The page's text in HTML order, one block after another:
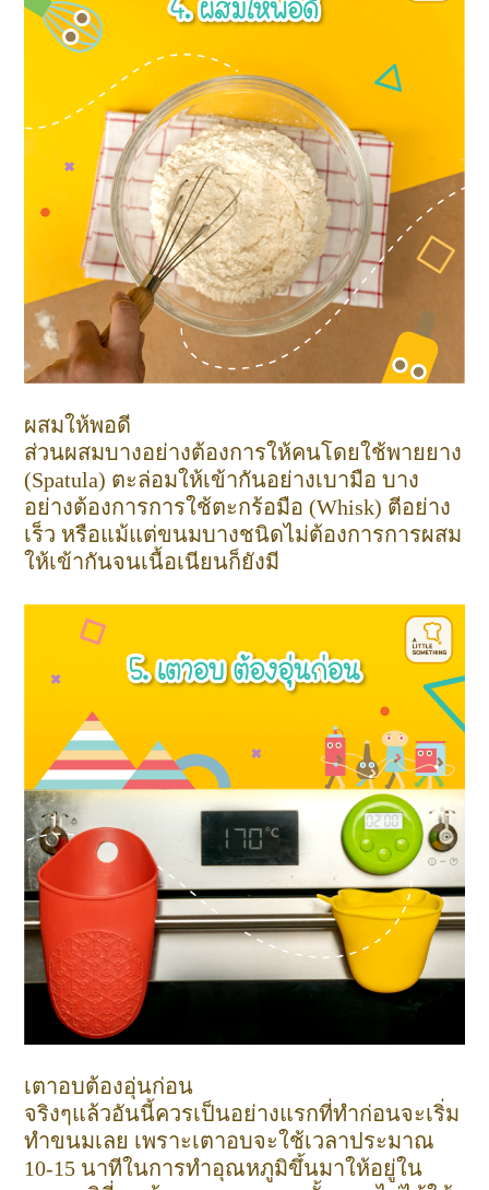
ผสมให้พอดี
ส่วนผสมบางอย่างต้องการให้คนโดยใช้พายยาง
(Spatula) ตะล่อมให้เข้ากันอย่างเบามือ บาง
อย่างต้องการการใช้ตะกร้อมือ (Whisk) ตีอย่าง
เร็ว หรือแม้แต่ขนมบางชนิดไม่ต้องการการผสม
ให้เข้ากันจนเนื้อเนียนก็ยังมี
เตาอบต้องอุ่นก่อน
จริงๆแล้วอันนี้ควรเป็นอย่างแรกที่ทำก่อนจะเริ่ม
ทำขนมเลย เพราะเตาอบจะใช้เวลาประมาณ
10-15 นาทีในการทำอุณหภูมิขึ้นมาให้อยู่ใน